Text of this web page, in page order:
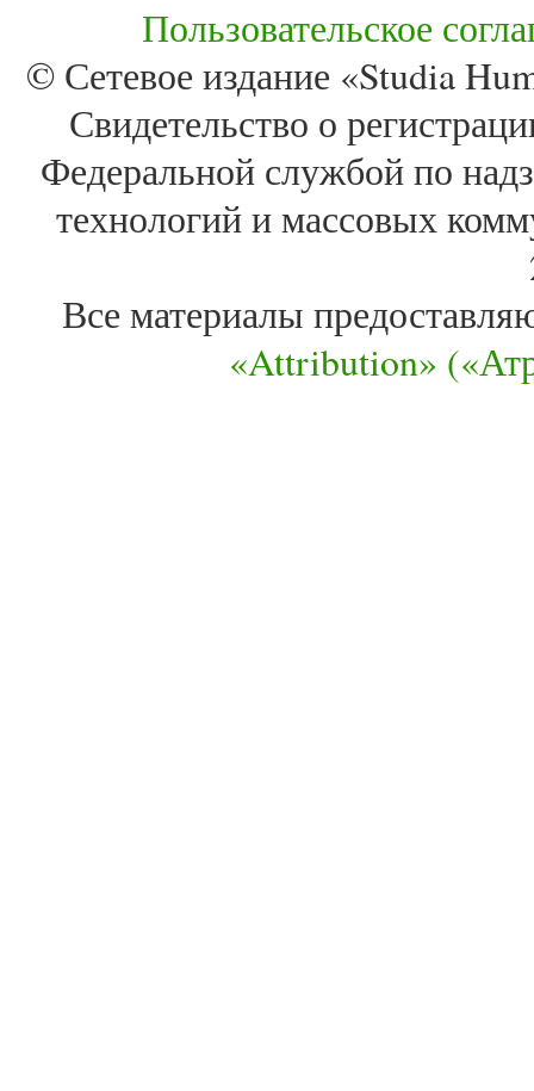
Пользовательское
© Сетевое издание «Studia
Свидетельство о
Федеральной службой по
технологий и массовых
Все материалы
«Attribution»